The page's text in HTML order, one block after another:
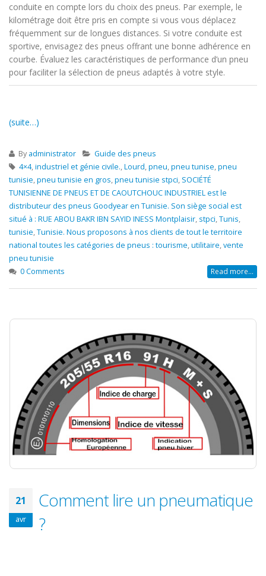
conduite en compte lors du choix des pneus. Par exemple, le
kilométrage doit être pris en compte si vous vous déplacez
fréquemment sur de longues distances. Si votre conduite est
sportive, envisagez des pneus offrant une bonne adhérence en
courbe. Évaluez les caractéristiques de performance d’un pneu
pour faciliter la sélection de pneus adaptés à votre style.
(suite…)
By administrator
Guide des pneus
4×4,industriel et génie civile.,Lourd,pneu,pneu tunise,pneu
tunisie,pneu tunisie en gros,pneu tunisie stpci, SOCIÉTÉ
TUNISIENNE DE PNEUS ET DE CAOUTCHOUC INDUSTRIEL est le
distributeur des pneus Goodyear en Tunisie. Son siège social est
situé à : RUE ABOU BAKR IBN SAYID INESS Montplaisir, stpci,Tunis,
tunisie,Tunisie. Nous proposons à nos clients de tout le territoire
national toutes les catégories de pneus : tourisme,utilitaire,vente
pneu tunisie
0 Comments
Read more...
21
avr
Comment lire un pneumatique
?